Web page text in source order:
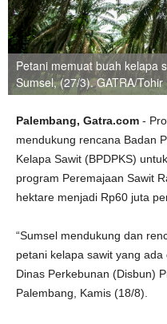
Petani memuat buah kelapa
Sumsel, (27/3). GATRA/Tohir
Palembang, Gatra.com -
mendukung rencana Badan
Kelapa Sawit (BPDPKS)
program Peremajaan Sawit
hektare menjadi Rp60 juta
“Sumsel mendukung dan
petani kelapa sawit yang ada
Dinas Perkebunan (Disbun)
Palembang, Kamis (18/8).